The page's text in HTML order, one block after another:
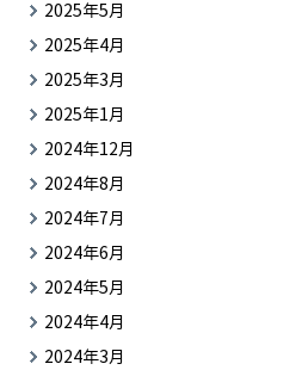
2025年5月
2025年4月
2025年3月
2025年1月
2024年12月
2024年8月
2024年7月
2024年6月
2024年5月
2024年4月
2024年3月